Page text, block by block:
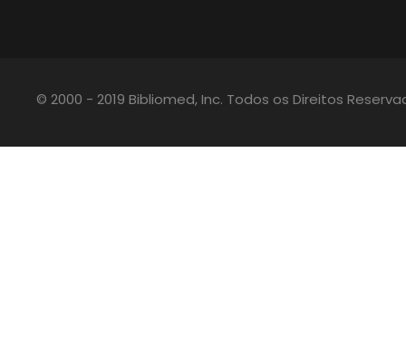
© 2000 - 2019 Bibliomed, Inc. Todos os Direitos